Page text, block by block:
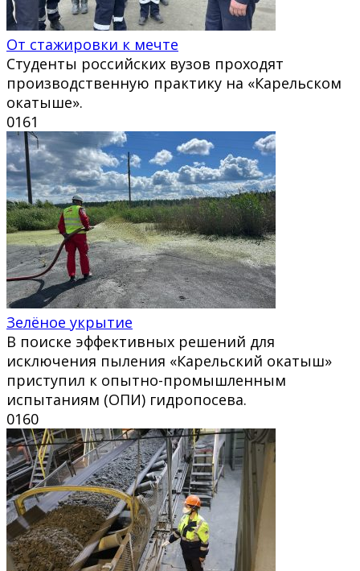
От стажировки к мечте
Студенты российских вузов проходят
производственную практику на «Карельском
окатыше».
0161
Зелёное укрытие
В поиске эффективных решений для
исключения пыления «Карельский окатыш»
приступил к опытно-промышленным
испытаниям (ОПИ) гидропосева.
0160